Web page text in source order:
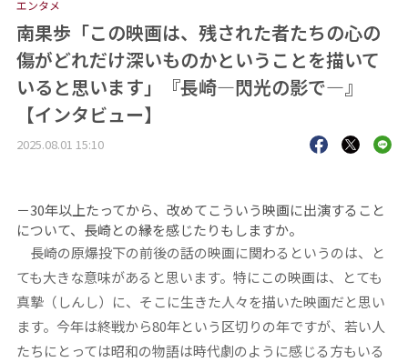
おすすめコンテンツ
出版物
会社概要
エンタメ
南果歩「この映画は、残された者たちの心の
傷がどれだけ深いものかということを描いて
いると思います」『長崎―閃光の影で―』
【インタビュー】
2025.08.01 15:10
－30年以上たってから、改めてこういう映画に出演すること
について、長崎との縁を感じたりもしますか。
長崎の原爆投下の前後の話の映画に関わるというのは、と
ても大きな意味があると思います。特にこの映画は、とても
真摯（しんし）に、そこに生きた人々を描いた映画だと思い
ます。今年は終戦から80年という区切りの年ですが、若い人
たちにとっては昭和の物語は時代劇のように感じる方もいる